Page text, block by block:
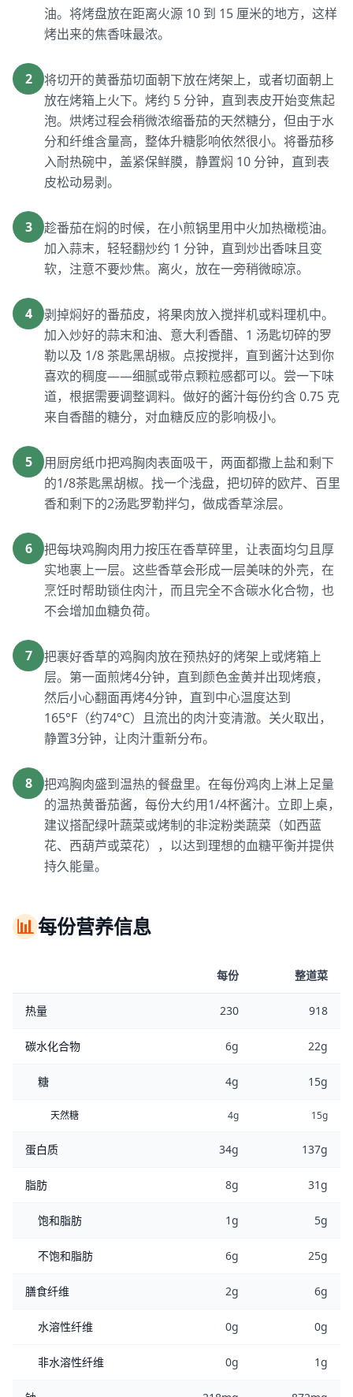
油。将烤盘放在距离火源 10 到 15 厘米的地方，这样
烤出来的焦香味最浓。
2
将切开的黄番茄切面朝下放在烤架上，或者切面朝上
放在烤箱上火下。烤约 5 分钟，直到表皮开始变焦起
泡。烘烤过程会稍微浓缩番茄的天然糖分，但由于水
分和纤维含量高，整体升糖影响依然很小。将番茄移
入耐热碗中，盖紧保鲜膜，静置焖 10 分钟，直到表
皮松动易剥。
3
趁番茄在焖的时候，在小煎锅里用中火加热橄榄油。
加入蒜末，轻轻翻炒约 1 分钟，直到炒出香味且变
软，注意不要炒焦。离火，放在一旁稍微晾凉。
4
剥掉焖好的番茄皮，将果肉放入搅拌机或料理机中。
加入炒好的蒜末和油、意大利香醋、1 汤匙切碎的罗
勒以及 1/8 茶匙黑胡椒。点按搅拌，直到酱汁达到你
喜欢的稠度——细腻或带点颗粒感都可以。尝一下味
道，根据需要调整调料。做好的酱汁每份约含 0.75 克
来自香醋的糖分，对血糖反应的影响极小。
5
用厨房纸巾把鸡胸肉表面吸干，两面都撒上盐和剩下
的1/8茶匙黑胡椒。找一个浅盘，把切碎的欧芹、百里
香和剩下的2汤匙罗勒拌匀，做成香草涂层。
6
把每块鸡胸肉用力按压在香草碎里，让表面均匀且厚
实地裹上一层。这些香草会形成一层美味的外壳，在
烹饪时帮助锁住肉汁，而且完全不含碳水化合物，也
不会增加血糖负荷。
7
把裹好香草的鸡胸肉放在预热好的烤架上或烤箱上
层。第一面煎烤4分钟，直到颜色金黄并出现烤痕，
然后小心翻面再烤4分钟，直到中心温度达到
165°F（约74°C）且流出的肉汁变清澈。关火取出，
静置3分钟，让肉汁重新分布。
8
把鸡胸肉盛到温热的餐盘里。在每份鸡肉上淋上足量
的温热黄番茄酱，每份大约用1/4杯酱汁。立即上桌，
建议搭配绿叶蔬菜或烤制的非淀粉类蔬菜（如西蓝
花、西葫芦或菜花），以达到理想的血糖平衡并提供
持久能量。
📊每份营养信息
每份 整道菜
热量 230 918
碳水化合物 6g 22g
糖 4g 15g
天然糖 4g 15g
蛋白质 34g 137g
脂肪 8g 31g
饱和脂肪 1g 5g
不饱和脂肪 6g 25g
膳食纤维 2g 6g
水溶性纤维 0g 0g
非水溶性纤维 0g 1g